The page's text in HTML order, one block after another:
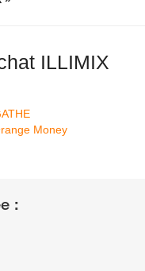
ILLIMIX
Money